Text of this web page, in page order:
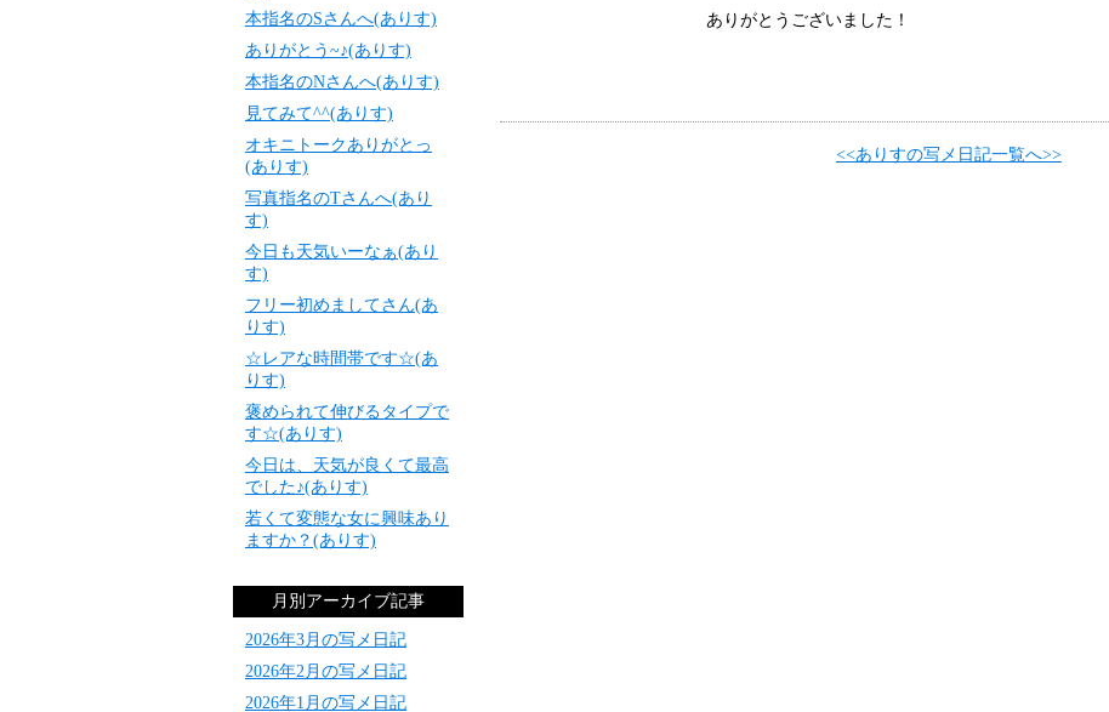
ありがとうございました！
<<ありすの写メ日記一覧へ>>
本指名のSさんへ(ありす)
ありがとう~♪(ありす)
本指名のNさんへ(ありす)
見てみて^^(ありす)
オキニトークありがとっ
(ありす)
写真指名のTさんへ(あり
す)
今日も天気いーなぁ(あり
す)
フリー初めましてさん(あ
りす)
☆レアな時間帯です☆(あ
りす)
褒められて伸びるタイプで
す☆(ありす)
今日は、天気が良くて最高
でした♪(ありす)
若くて変態な女に興味あり
ますか？(ありす)
月別アーカイブ記事
2026年3月の写メ日記
2026年2月の写メ日記
2026年1月の写メ日記